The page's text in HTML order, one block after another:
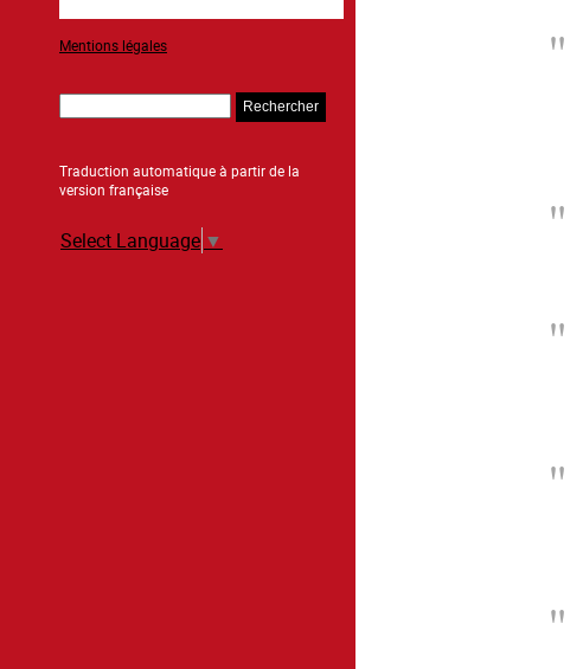
Mentions légales
Traduction automatique à partir de la
version française
Select Language ▼